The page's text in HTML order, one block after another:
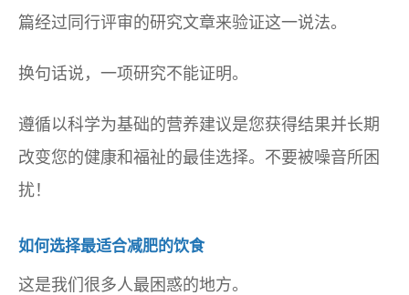
篇经过同行评审的研究文章来验证这一说法。
换句话说，一项研究不能证明。
遵循以科学为基础的营养建议是您获得结果并长期
改变您的健康和福祉的最佳选择。不要被噪音所困
扰！
如何选择最适合减肥的饮食
这是我们很多人最困惑的地方。